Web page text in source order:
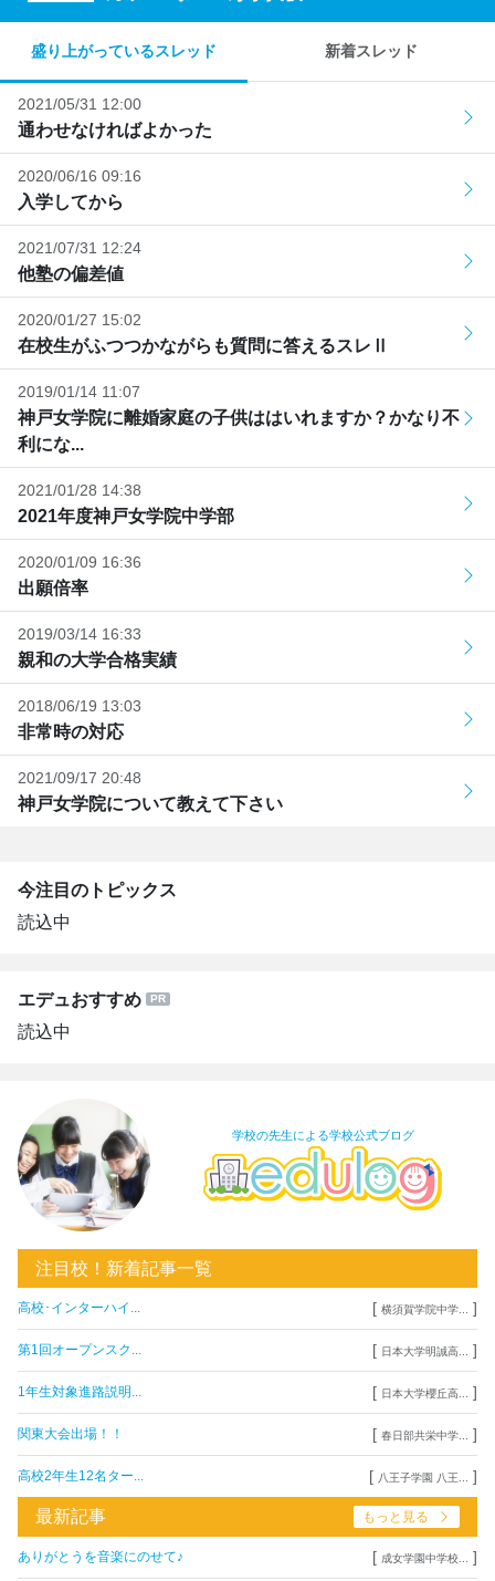
盛り上がっているスレッド 新着スレッド
2021/05/31 12:00
通わせなければよかった
2020/06/16 09:16
入学してから
2021/07/31 12:24
他塾の偏差値
2020/01/27 15:02
在校生がふつつかながらも質問に答えるスレⅡ
2019/01/14 11:07
神戸女学院に離婚家庭の子供ははいれますか？かなり不
利にな...
2021/01/28 14:38
2021年度神戸女学院中学部
2020/01/09 16:36
出願倍率
2019/03/14 16:33
親和の大学合格実績
2018/06/19 13:03
非常時の対応
2021/09/17 20:48
神戸女学院について教えて下さい
今注目のトピックス
読込中
エデュおすすめ
読込中
学校の先生による学校公式ブログ
注目校！新着記事一覧
高校･インターハイ... [ 横須賀学院中学... ]
第1回オープンスク... [ 日本大学明誠高... ]
1年生対象進路説明... [ 日本大学櫻丘高... ]
関東大会出場！！ [ 春日部共栄中学... ]
高校2年生12名ター... [ 八王子学園 八王... ]
最新記事 もっと見る
ありがとうを音楽にのせて♪ [ 成女学園中学校... ]